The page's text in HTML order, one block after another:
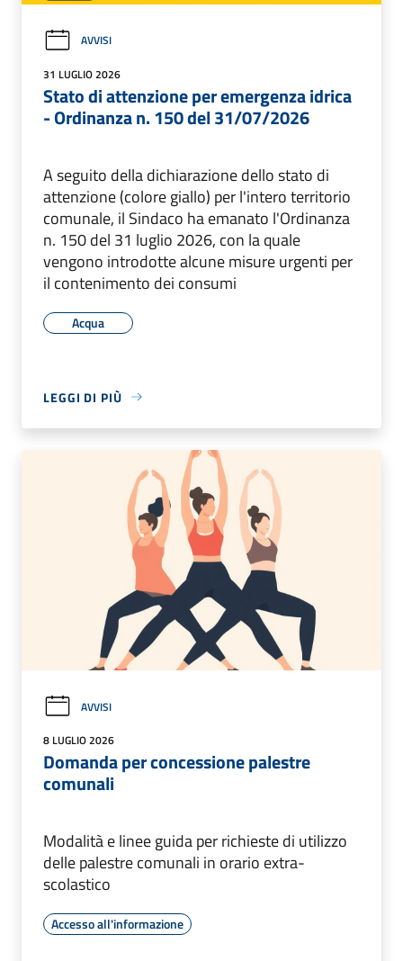
AVVISI
31 LUGLIO 2026
Stato di attenzione per emergenza idrica
- Ordinanza n. 150 del 31/07/2026
A seguito della dichiarazione dello stato di
attenzione (colore giallo) per l'intero territorio
comunale, il Sindaco ha emanato l'Ordinanza
n. 150 del 31 luglio 2026, con la quale
vengono introdotte alcune misure urgenti per
il contenimento dei consumi
Acqua
LEGGI DI PIÙ
AVVISI
8 LUGLIO 2026
Domanda per concessione palestre
comunali
Modalità e linee guida per richieste di utilizzo
delle palestre comunali in orario extra-
scolastico
Accesso all'informazione